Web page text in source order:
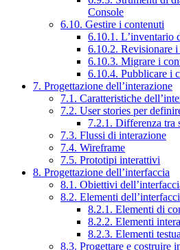
Console
6.10. Gestire i contenuti
6.10.1. L’inventario
6.10.2. Revisionare
6.10.3. Migrare i
6.10.4. Pubblicare i
7. Progettazione dell’interazione
7.1. Caratteristiche
7.2. User stories per
7.2.1. Differenza tra
7.3. Flussi di interazione
7.4. Wireframe
7.5. Prototipi interattivi
8. Progettazione dell’interfaccia
8.1. Obiettivi
8.2. Elementi
8.2.1. Elementi di
8.2.2. Elementi
8.2.3. Elementi
8.3. Progettare e costruire